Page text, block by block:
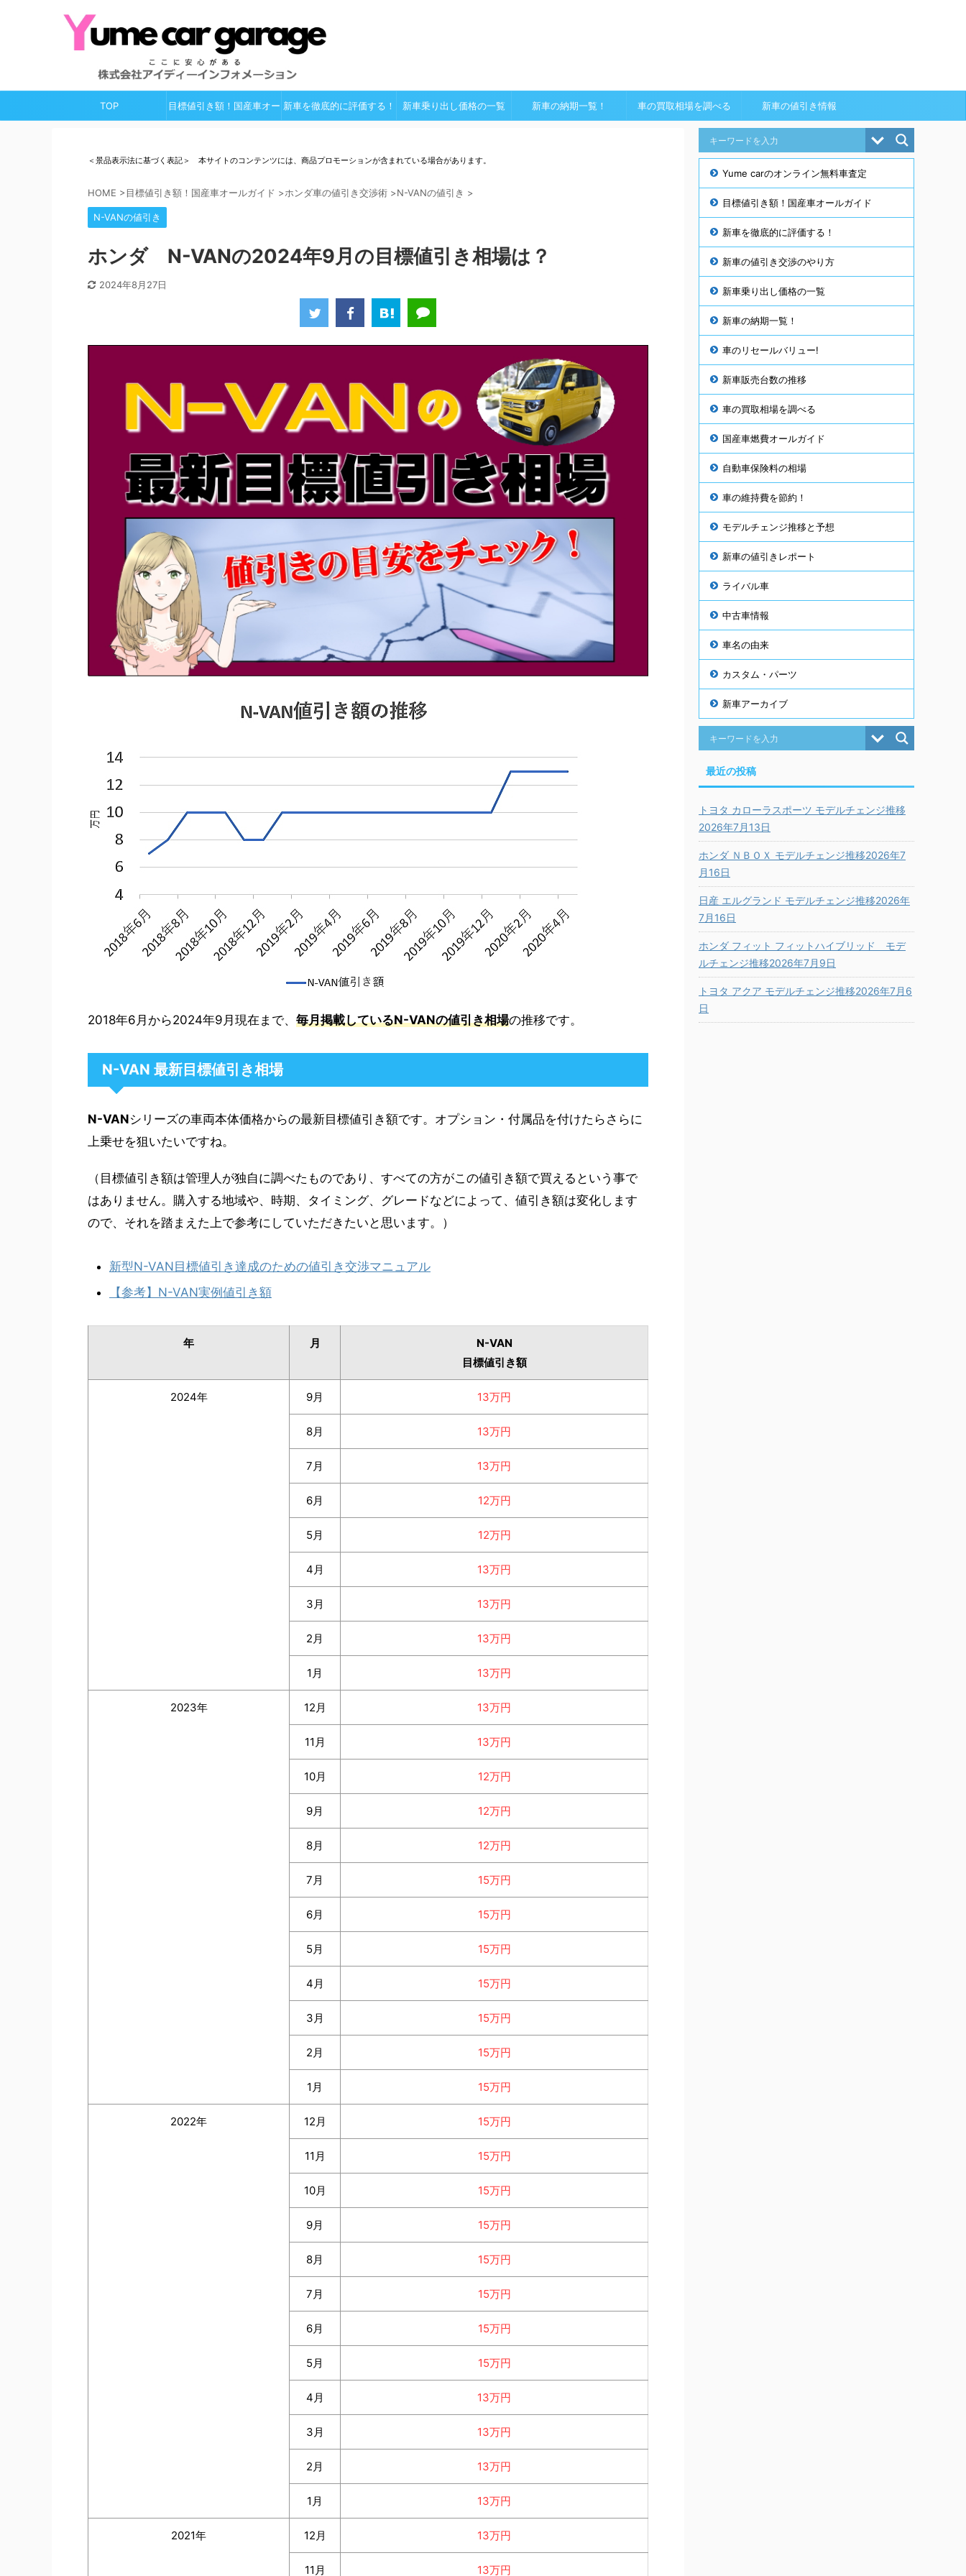
TOP 目標値引き額！国産車オー 新車を徹底的に評価する！ 新車乗り出し価格の一覧 新車の納期一覧！ 車の買取相場を調べる 新車の値引き情報
＜景品表示法に基づく表記＞ 本サイトのコンテンツには、商品プロモーションが含まれている場合があります。
HOME >目標値引き額！国産車オールガイド >ホンダ車の値引き交渉術 >N-VANの値引き >
N-VANの値引き
ホンダ N-VANの2024年9月の目標値引き相場は？
2024年8月27日
2018年6月から2024年9月現在まで、 毎月掲載しているN-VANの値引き相場の推移です。
N-VAN 最新目標値引き相場
N-VANシリーズの車両本体価格からの最新目標値引き額です。オプション・付属品を付けたらさらに
上乗せを狙いたいですね。
（目標値引き額は管理人が独自に調べたものであり、すべての方がこの値引き額で買えるという事で
はありません。購入する地域や、時期、タイミング、グレードなどによって、値引き額は変化します
ので、それを踏まえた上で参考にしていただきたいと思います。）
新型N-VAN目標値引き達成のための値引き交渉マニュアル
【参考】N-VAN実例値引き額
年 月
N-VAN
目標値引き額
2024年 9月 13万円
8月 13万円
7月 13万円
6月 12万円
5月 12万円
4月 13万円
3月 13万円
2月 13万円
1月 13万円
2023年 12月 13万円
11月 13万円
10月 12万円
9月 12万円
8月 12万円
7月 15万円
6月 15万円
5月 15万円
4月 15万円
3月 15万円
2月 15万円
1月 15万円
2022年 12月 15万円
11月 15万円
10月 15万円
9月 15万円
8月 15万円
7月 15万円
6月 15万円
5月 15万円
4月 13万円
3月 13万円
2月 13万円
1月 13万円
2021年 12月 13万円
11月 13万円
Yume carのオンライン無料車査定
目標値引き額！国産車オールガイド
新車を徹底的に評価する！
新車の値引き交渉のやり方
新車乗り出し価格の一覧
新車の納期一覧！
車のリセールバリュー!
新車販売台数の推移
車の買取相場を調べる
国産車燃費オールガイド
自動車保険料の相場
車の維持費を節約！
モデルチェンジ推移と予想
新車の値引きレポート
ライバル車
中古車情報
車名の由来
カスタム・パーツ
新車アーカイブ
最近の投稿
トヨタ カローラスポーツ モデルチェンジ推移
2026年7月13日
ホンダ ＮＢＯＸ モデルチェンジ推移2026年7
月16日
日産 エルグランド モデルチェンジ推移2026年
7月16日
ホンダ フィット フィットハイブリッド モデ
ルチェンジ推移2026年7月9日
トヨタ アクア モデルチェンジ推移2026年7月6
日